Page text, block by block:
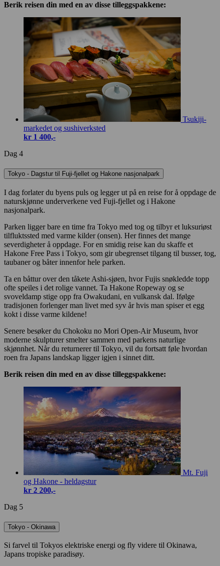
Berik reisen din med en av disse tilleggspakkene:
Tsukiji-
markedet og sushiverksted
kr 1 400,-
Dag 4
Tokyo - Dagstur til Fuji-fjellet og Hakone nasjonalpark
I dag forlater du byens puls og legger ut på en reise for å oppdage de
naturskjønne underverkene ved Fuji-fjellet og i Hakone
nasjonalpark.
Parken ligger bare en time fra Tokyo med tog og tilbyr et luksuriøst
tilfluktssted med varme kilder (onsen). Her finnes det mange
severdigheter å oppdage. For en smidig reise kan du skaffe et
Hakone Free Pass i Tokyo, som gir ubegrenset tilgang til busser, tog,
taubaner og båter innenfor hele parken.
Ta en båttur over den tåkete Ashi-sjøen, hvor Fujis snøkledde topp
ofte speiles i det rolige vannet. Ta Hakone Ropeway og se
svoveldamp stige opp fra Owakudani, en vulkansk dal. Ifølge
tradisjonen forlenger man livet med syv år hvis man spiser et egg
kokt i disse varme kildene!
Senere besøker du Chokoku no Mori Open-Air Museum, hvor
moderne skulpturer smelter sammen med parkens naturlige
skjønnhet. Når du returnerer til Tokyo, vil du fortsatt føle hvordan
roen fra Japans landskap ligger igjen i sinnet ditt.
Berik reisen din med en av disse tilleggspakkene:
Mt. Fuji
og Hakone - heldagstur
kr 2 200,-
Dag 5
Tokyo - Okinawa
Si farvel til Tokyos elektriske energi og fly videre til Okinawa,
Japans tropiske paradisøy.